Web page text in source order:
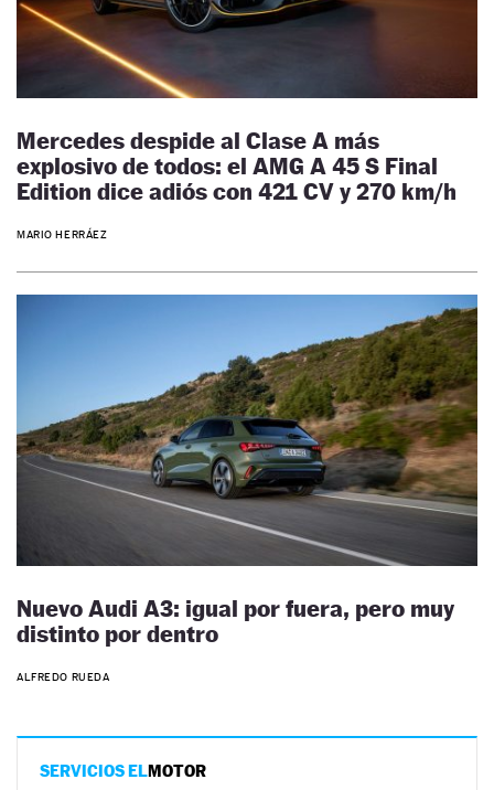
Mercedes despide al Clase A más
explosivo de todos: el AMG A 45 S Final
Edition dice adiós con 421 CV y 270 km/h
MARIO HERRÁEZ
Nuevo Audi A3: igual por fuera, pero muy
distinto por dentro
ALFREDO RUEDA
SERVICIOS ELMOTOR